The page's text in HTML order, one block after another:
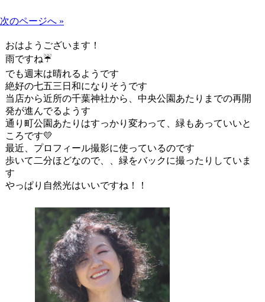
次のページへ »
おはようございます！
雨ですね☔
でも週末は晴れるようです
絶好の七五三日和になりそうです
当店から近所の千葉神社から、中央公園あたりまでの再開
発が進んでるようす
通り町公園あたりはすっかり変わって、緑もあっていいと
ころです💛
最近、プロフィール撮影に使っているのです
歩いて二分ほどなので、、緑をバックに撮ったりしていま
す
やっぱり自然光はいいですね！！